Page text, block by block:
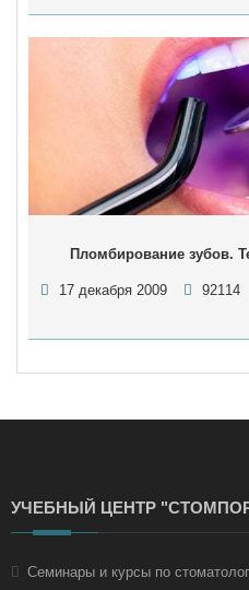
Пломбирование зубов.
17 декабря 2009 92114
УЧЕБНЫЙ ЦЕНТР
Семинары и курсы по